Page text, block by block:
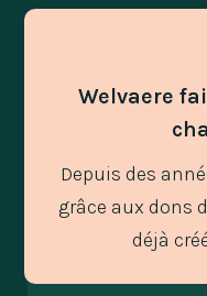
Welvaere
Depuis des
grâce aux dons
déjà